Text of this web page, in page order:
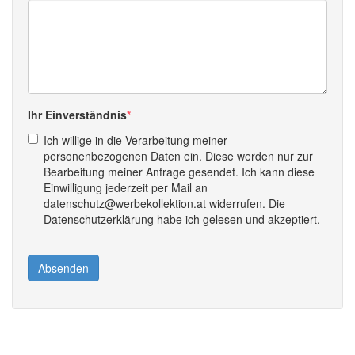
Ihr Einverständnis
Ich willige in die Verarbeitung meiner
personenbezogenen Daten ein. Diese werden nur zur
Bearbeitung meiner Anfrage gesendet. Ich kann diese
Einwilligung jederzeit per Mail an
datenschutz@werbekollektion.at widerrufen. Die
Datenschutzerklärung habe ich gelesen und akzeptiert.
Absenden